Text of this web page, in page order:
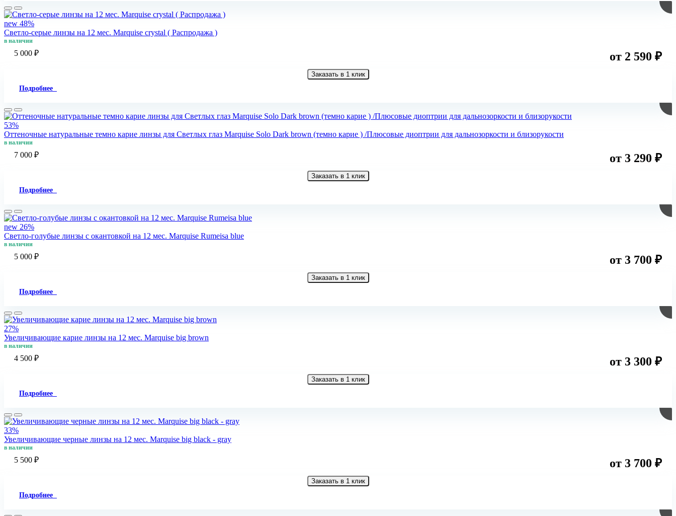
new 48%
Светло-серые линзы на 12 мес. Marquise crystal ( Распродажа )
в наличии
5 000 ₽ от 2 590 ₽
Заказать в 1 клик
Подробнее
53%
Оттеночные натуральные темно карие линзы для Светлых глаз Marquise Solo Dark brown (темно карие ) /Плюсовые диоптрии для дальнозоркости и близорукости
в наличии
7 000 ₽ от 3 290 ₽
Заказать в 1 клик
Подробнее
new 26%
Светло-голубые линзы c окантовкой на 12 мес. Marquise Rumeisa blue
в наличии
5 000 ₽ от 3 700 ₽
Заказать в 1 клик
Подробнее
27%
Увеличивающие карие линзы на 12 мес. Marquise big brown
в наличии
4 500 ₽ от 3 300 ₽
Заказать в 1 клик
Подробнее
33%
Увеличивающие черные линзы на 12 мес. Marquise big black - gray
в наличии
5 500 ₽ от 3 700 ₽
Заказать в 1 клик
Подробнее